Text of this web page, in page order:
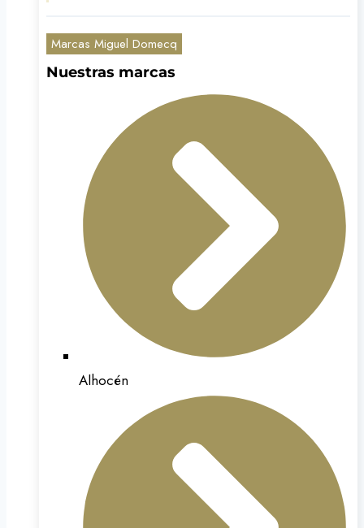
Marcas Miguel Domecq
Nuestras marcas
Alhocén